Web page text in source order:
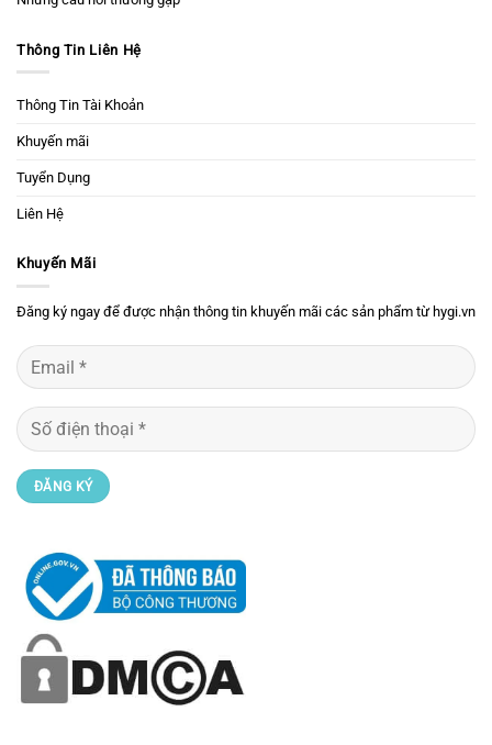
Thông Tin Liên Hệ
Thông Tin Tài Khoản
Khuyến mãi
Tuyển Dụng
Liên Hệ
Khuyến Mãi
Đăng ký ngay để được nhận thông tin khuyến mãi các sản phẩm từ hygi.vn